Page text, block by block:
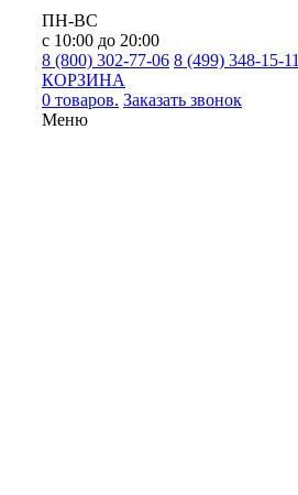
ПН-ВС
с 10:00 до 20:00
8 (800) 302-77-06 8 (499) 348-15-11
КОРЗИНА
0 товаров. Заказать звонок
Меню